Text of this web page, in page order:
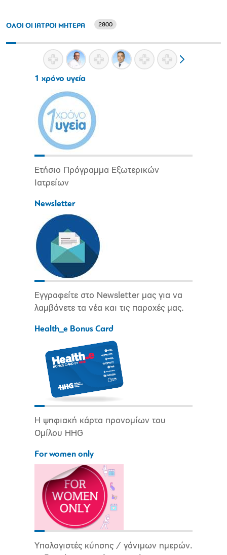
ΟΛΟΙ ΟΙ ΙΑΤΡΟΙ ΜΗΤΕΡΑ 2800
1 χρόνο υγεία
Ετήσιο Πρόγραμμα Εξωτερικών
Ιατρείων
Newsletter
Εγγραφείτε στο Newsletter μας για να
λαμβάνετε τα νέα και τις παροχές μας.
Health_e Bonus Card
Η ψηφιακή κάρτα προνομίων του
Ομίλου HHG
For women only
Υπολογιστές κύησης / γόνιμων ημερών.